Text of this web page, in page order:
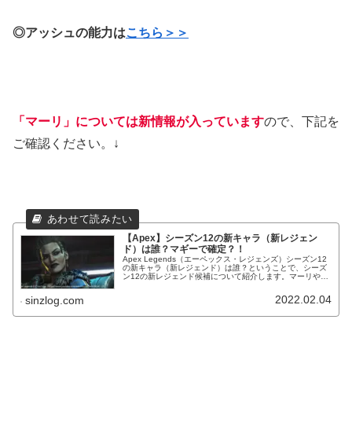
◎アッシュの能力はこちら＞＞
「マーリ」については新情報が入っていますので、下記を
ご確認ください。↓
【Apex】シーズン12の新キャラ（新レジェン
ド）は誰？マギーで確定？！
Apex Legends（エーペックス・レジェンズ）シーズン12
の新キャラ（新レジェンド）は誰？ということで、シーズ
ン12の新レジェンド候補について紹介します。マーリやマ
sinzlog.com 2022.02.04